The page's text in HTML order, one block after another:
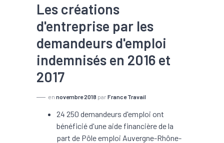
Les créations
d'entreprise par les
demandeurs d'emploi
indemnisés en 2016 et
2017
en novembre 2018 par France Travail
24 250 demandeurs d'emploi ont
bénéficié d'une aide financière de la
part de Pôle emploi Auvergne-Rhône-